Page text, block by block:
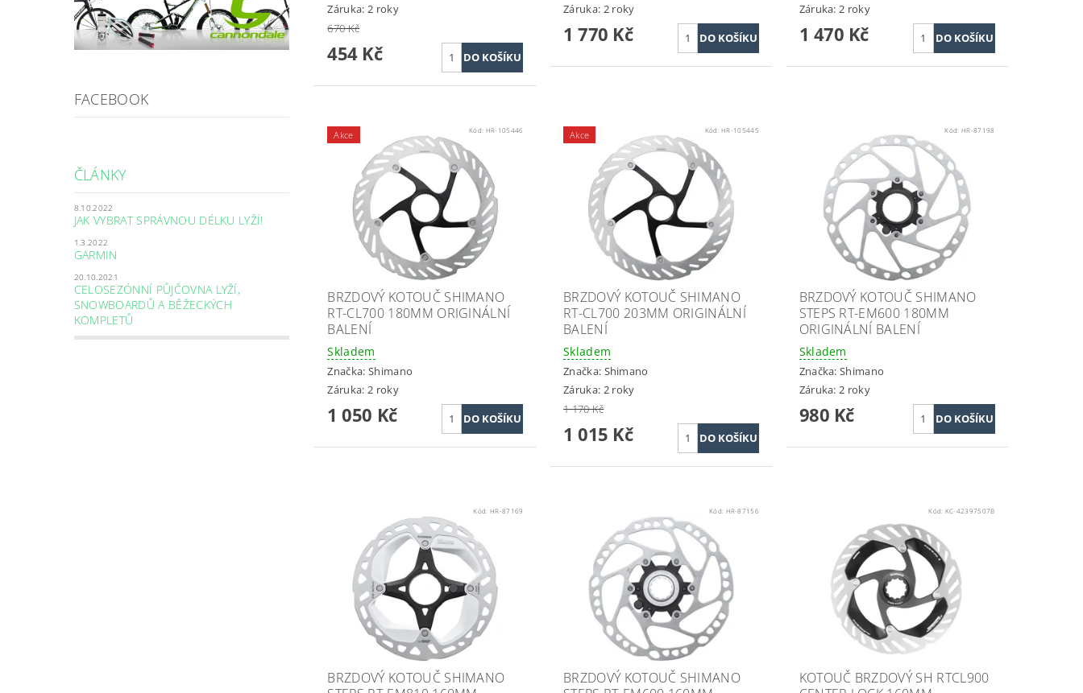
FACEBOOK
ČLÁNKY
8.10.2022
JAK VYBRAT SPRÁVNOU DÉLKU LYŽÍ!
1.3.2022
GARMIN
20.10.2021
CELOSEZÓNNÍ PŮJČOVNA LYŽÍ,
SNOWBOARDŮ A BĚŽECKÝCH
KOMPLETŮ
Záruka: 2 roky
670 Kč
454 Kč
Záruka: 2 roky
1 770 Kč
Záruka: 2 roky
1 470 Kč
Akce Kód: HR-105446
BRZDOVÝ KOTOUČ SHIMANO
RT-CL700 180MM ORIGINÁLNÍ
BALENÍ
Skladem
Značka: Shimano
Záruka: 2 roky
1 050 Kč
Akce Kód:HR-105445
BRZDOVÝ KOTOUČ SHIMANO
RT-CL700 203MM ORIGINÁLNÍ
BALENÍ
Skladem
Značka: Shimano
Záruka: 2 roky
1 170 Kč
1 015 Kč
Kód:HR-87198
BRZDOVÝ KOTOUČ SHIMANO
STEPS RT-EM600 180MM
ORIGINÁLNÍ BALENÍ
Skladem
Značka:Shimano
Záruka: 2 roky
980 Kč
Kód: HR-87169
BRZDOVÝ KOTOUČ SHIMANO
Kód: HR-87156
BRZDOVÝ KOTOUČ SHIMANO
Kód: KC-42397507B
KOTOUČ BRZDOVÝ SH RTCL900